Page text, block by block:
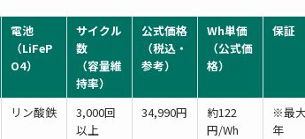
電池
（LiFeP
O4）
サイクル
数
（容量維
持率）
公式価格
（税込・
参考）
Wh単価
（公式価
格）
保証
リン酸鉄
3,000回
以上
34,990円
約122
円/Wh
※最
年